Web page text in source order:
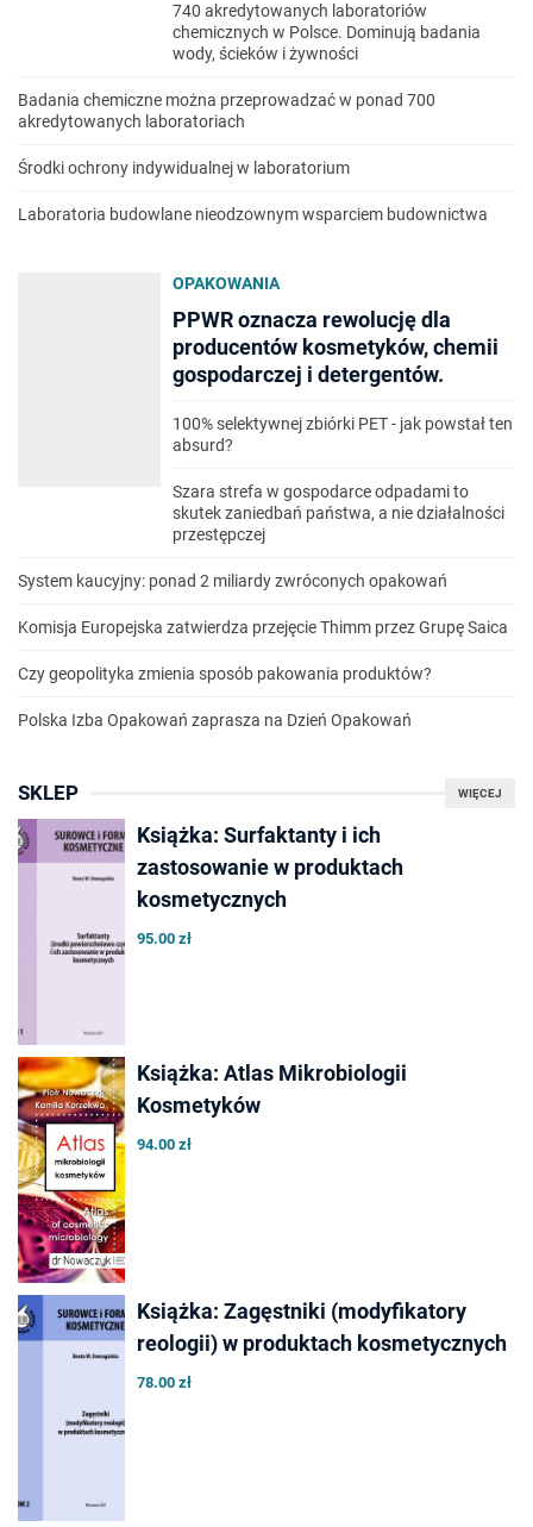
740 akredytowanych laboratoriów
chemicznych w Polsce. Dominują badania
wody, ścieków i żywności
Badania chemiczne można przeprowadzać w ponad 700
akredytowanych laboratoriach
Środki ochrony indywidualnej w laboratorium
Laboratoria budowlane nieodzownym wsparciem budownictwa
OPAKOWANIA
PPWR oznacza rewolucję dla
producentów kosmetyków, chemii
gospodarczej i detergentów.
100% selektywnej zbiórki PET - jak powstał ten
absurd?
Szara strefa w gospodarce odpadami to
skutek zaniedbań państwa, a nie działalności
przestępczej
System kaucyjny: ponad 2 miliardy zwróconych opakowań
Komisja Europejska zatwierdza przejęcie Thimm przez Grupę Saica
Czy geopolityka zmienia sposób pakowania produktów?
Polska Izba Opakowań zaprasza na Dzień Opakowań
WIĘCEJ
SKLEP
Książka: Surfaktanty i ich
zastosowanie w produktach
kosmetycznych
95.00 zł
Książka: Atlas Mikrobiologii
Kosmetyków
94.00 zł
Książka: Zagęstniki (modyfikatory
reologii) w produktach kosmetycznych
78.00 zł